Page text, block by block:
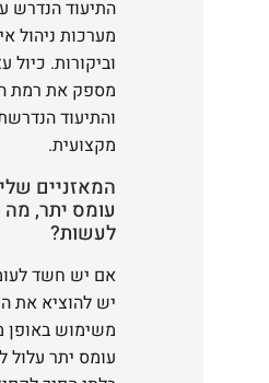
התיעוד הנדרש
מערכות ניהול
וביקורות. כיול
מספק את רמת
והתיעוד
מקצועית.
המאזניים
עומס יתר, מה
לעשות?
אם יש חשד
יש להוציא את
משימוש באופן
עומס יתר עלול